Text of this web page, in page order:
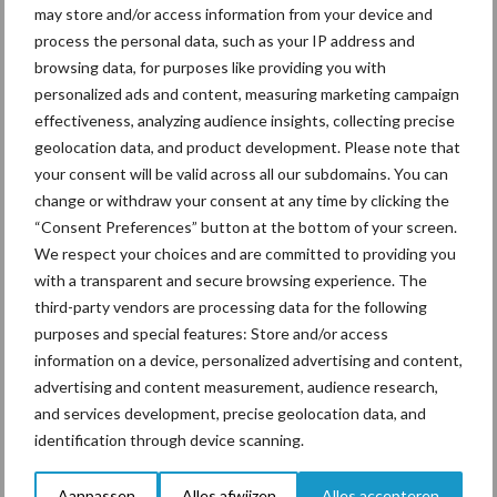
may store and/or access information from your device and
process the personal data, such as your IP address and
browsing data, for purposes like providing you with
personalized ads and content, measuring marketing campaign
effectiveness, analyzing audience insights, collecting precise
geolocation data, and product development. Please note that
your consent will be valid across all our subdomains. You can
change or withdraw your consent at any time by clicking the
“Consent Preferences” button at the bottom of your screen.
We respect your choices and are committed to providing you
with a transparent and secure browsing experience. The
third-party vendors are processing data for the following
purposes and special features: Store and/or access
information on a device, personalized advertising and content,
advertising and content measurement, audience research,
and services development, precise geolocation data, and
identification through device scanning.
miljoen liter. Dat water zal hoofdzakelijk gebruikt worden voor de
landbouwbedrijven in de buurt.
Ook Reynaers Aluminium uit Duffel gaat zijn bufferbekken
verbinden met die van 2 glastuinbouwbedrijven, samen goed voor
een capaciteit van meer dan 100.000 kubieke meter. De bekkens
worden uitgerust met sensoren en een waterdashboard
waardoor minder regen naar de beek zal vloeien op
Bron: Vilt
Aanbevolen voor jou!
ForFarmers ziet volume en
marktaandeel groeien in
krimpende Nederlandse
markt